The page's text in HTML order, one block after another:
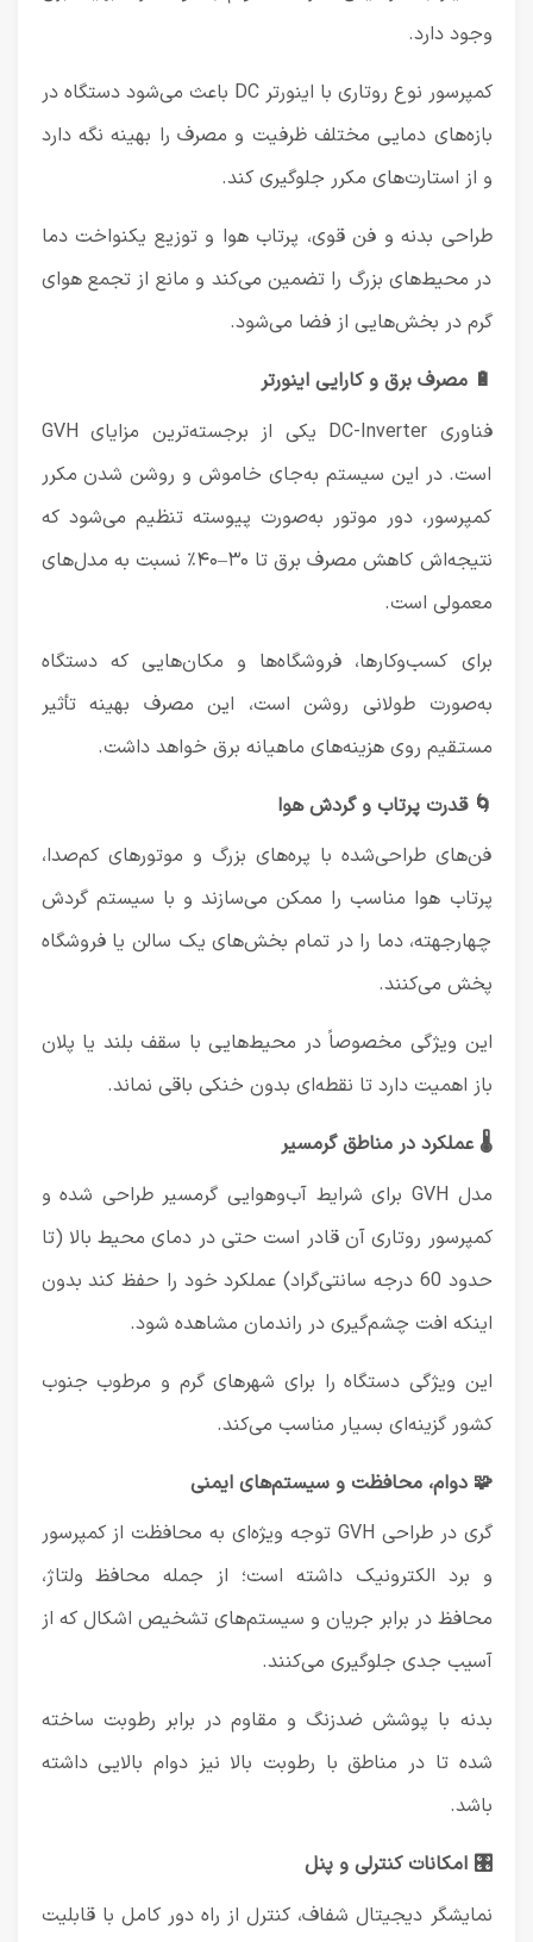
وجود دارد.
کمپرسور نوع روتاری با اینورتر DC باعث می‌شود دستگاه در
بازه‌های دمایی مختلف ظرفیت و مصرف را بهینه نگه دارد
و از استارت‌های مکرر جلوگیری کند.
طراحی بدنه و فن قوی، پرتاب هوا و توزیع یکنواخت دما
در محیط‌های بزرگ را تضمین می‌کند و مانع از تجمع هوای
گرم در بخش‌هایی از فضا می‌شود.
🔋 مصرف برق و کارایی اینورتر
فناوری DC-Inverter یکی از برجسته‌ترین مزایای GVH
است. در این سیستم به‌جای خاموش و روشن شدن مکرر
کمپرسور، دور موتور به‌صورت پیوسته تنظیم می‌شود که
نتیجه‌اش کاهش مصرف برق تا ۳۰–۴۰٪ نسبت به مدل‌های
معمولی است.
برای کسب‌وکارها، فروشگاه‌ها و مکان‌هایی که دستگاه
به‌صورت طولانی روشن است، این مصرف بهینه تأثیر
مستقیم روی هزینه‌های ماهیانه برق خواهد داشت.
🌀 قدرت پرتاب و گردش هوا
فن‌های طراحی‌شده با پره‌های بزرگ و موتورهای کم‌صدا،
پرتاب هوا مناسب را ممکن می‌سازند و با سیستم گردش
چهارجهته، دما را در تمام بخش‌های یک سالن یا فروشگاه
پخش می‌کنند.
این ویژگی مخصوصاً در محیط‌هایی با سقف بلند یا پلان
باز اهمیت دارد تا نقطه‌ای بدون خنکی باقی نماند.
🌡️ عملکرد در مناطق گرمسیر
مدل GVH برای شرایط آب‌وهوایی گرمسیر طراحی شده و
کمپرسور روتاری آن قادر است حتی در دمای محیط بالا (تا
حدود 60 درجه سانتی‌گراد) عملکرد خود را حفظ کند بدون
اینکه افت چشم‌گیری در راندمان مشاهده شود.
این ویژگی دستگاه را برای شهرهای گرم و مرطوب جنوب
کشور گزینه‌ای بسیار مناسب می‌کند.
🧩 دوام، محافظت و سیستم‌های ایمنی
گری
در طراحی GVH توجه ویژه‌ای به محافظت از کمپرسور
و برد الکترونیک داشته است؛ از جمله محافظ ولتاژ،
محافظ در برابر جریان و سیستم‌های تشخیص اشکال که از
آسیب جدی جلوگیری می‌کنند.
بدنه با پوشش ضدزنگ و مقاوم در برابر رطوبت ساخته
شده تا در مناطق با رطوبت بالا نیز دوام بالایی داشته
باشد.
🎛️ امکانات کنترلی و پنل
نمایشگر دیجیتال شفاف، کنترل از راه دور کامل با قابلیت